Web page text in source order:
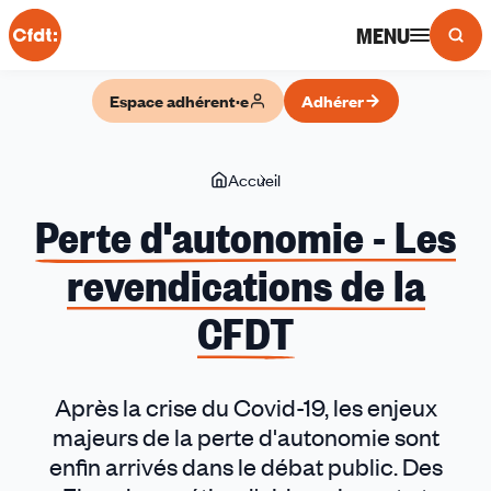
Panneau de gestion des cookies
MENU
Espace adhérent·e Adhérer
Vous
ici
Accueil
d'autonomie
-
revendications
de
la
Perte d'autonomie - Les
revendications de la
CFDT
Après la crise du Covid-19, les enjeux
majeurs de la perte d'autonomie sont
enfin arrivés dans le débat public. Des